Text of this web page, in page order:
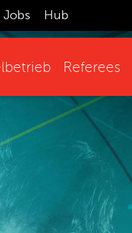
Jobs Hub
Referees